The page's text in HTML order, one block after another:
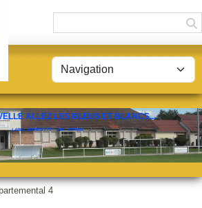
ALLEZ LES BLEUS ET BLANCS...
LABEL JEUNES FFF - CAT. ESPOIR
4
cookies